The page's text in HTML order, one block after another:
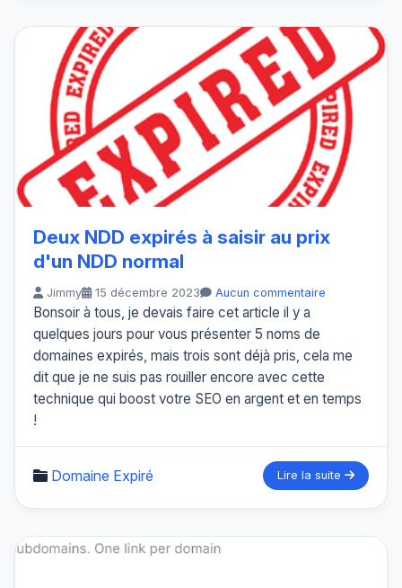
Deux NDD expirés à saisir au prix
d'un NDD normal
Jimmy 15 décembre 2023 Aucun commentaire
Bonsoir à tous, je devais faire cet article il y a
quelques jours pour vous présenter 5 noms de
domaines expirés, mais trois sont déjà pris, cela me
dit que je ne suis pas rouiller encore avec cette
technique qui boost votre SEO en argent et en temps
!
Domaine Expiré Lire la suite